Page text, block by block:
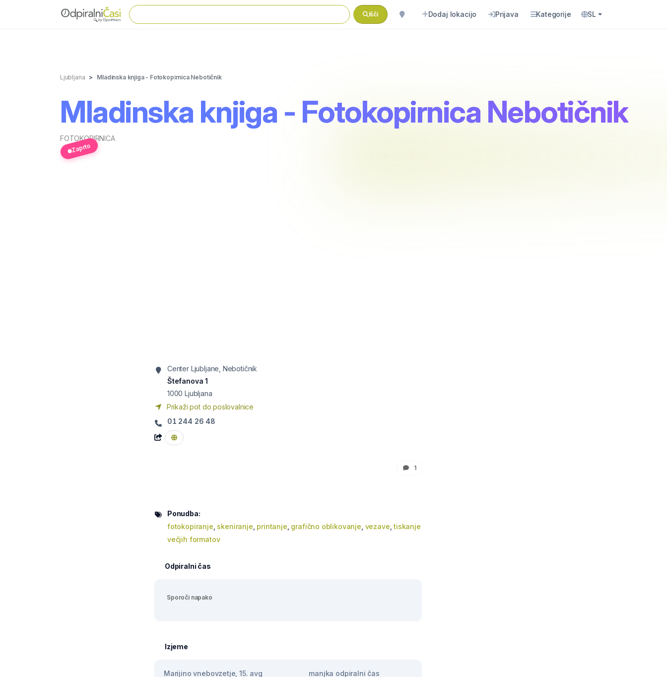
Išči Dodaj lokacijo Prijava Kategorije SL
Ljubljana Mladinska knjiga - Fotokopirnica Nebotičnik
Mladinska knjiga - Fotokopirnica Nebotičnik
FOTOKOPIRNICA
Zaprto
Center Ljubljane, Nebotičnik
Štefanova 1
1000 Ljubljana
Prikaži pot do poslovalnice
01 244 26 48
1
Ponudba:
fotokopiranje skeniranje printanje grafično oblikovanje vezave ,tiskanje
večjih formatov
Odpiralni čas
Sporoči napako
Izjeme
Marijino vnebovzetje, 15. avg manjka odpiralni čas